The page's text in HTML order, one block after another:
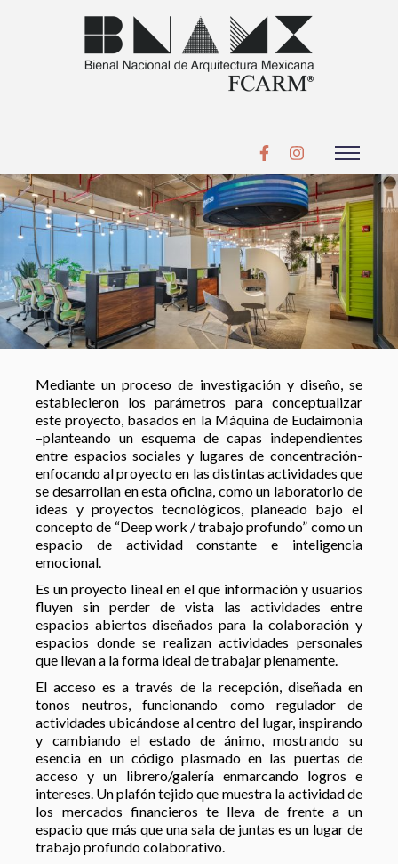
Mediante un proceso de investigación y diseño, se
establecieron los parámetros para conceptualizar
este proyecto, basados en la Máquina de Eudaimonia
–planteando un esquema de capas independientes
entre espacios sociales y lugares de concentración-
enfocando al proyecto en las distintas actividades que
se desarrollan en esta oficina, como un laboratorio de
ideas y proyectos tecnológicos, planeado bajo el
concepto de “Deep work / trabajo profundo” como un
espacio de actividad constante e inteligencia
emocional.
Es un proyecto lineal en el que información y usuarios
fluyen sin perder de vista las actividades entre
espacios abiertos diseñados para la colaboración y
espacios donde se realizan actividades personales
que llevan a la forma ideal de trabajar plenamente.
El acceso es a través de la recepción, diseñada en
tonos neutros, funcionando como regulador de
actividades ubicándose al centro del lugar, inspirando
y cambiando el estado de ánimo, mostrando su
esencia en un código plasmado en las puertas de
acceso y un librero/galería enmarcando logros e
intereses. Un plafón tejido que muestra la actividad de
los mercados financieros te lleva de frente a un
espacio que más que una sala de juntas es un lugar de
trabajo profundo colaborativo.